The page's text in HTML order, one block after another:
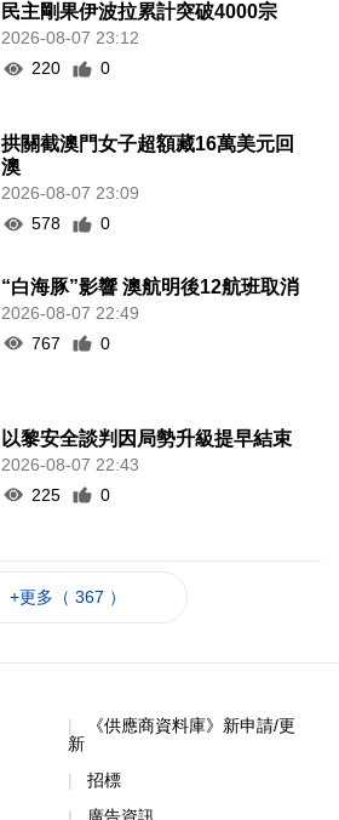
民主剛果伊波拉累計突破4000宗
2026-08-07 23:12
220
0
拱關截澳門女子超額藏16萬美元回
澳
2026-08-07 23:09
578
0
“白海豚”影響 澳航明後12航班取消
2026-08-07 22:49
767
0
以黎安全談判因局勢升級提早結束
2026-08-07 22:43
225
0
+更多（ 367 ）
《供應商資料庫》新申請/更
新
招標